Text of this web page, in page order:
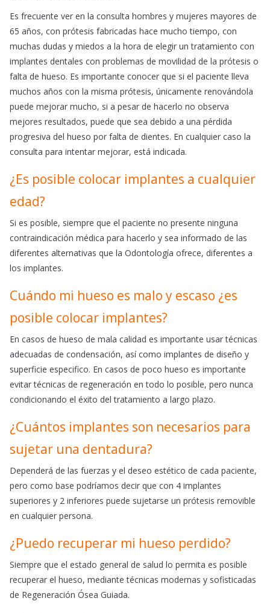
Es frecuente ver en la consulta hombres y mujeres mayores de
65 años, con prótesis fabricadas hace mucho tiempo, con
muchas dudas y miedos a la hora de elegir un tratamiento con
implantes dentales con problemas de movilidad de la prótesis o
falta de hueso. Es importante conocer que si el paciente lleva
muchos años con la misma prótesis, únicamente renovándola
puede mejorar mucho, si a pesar de hacerlo no observa
mejores resultados, puede que sea debido a una pérdida
progresiva del hueso por falta de dientes. En cualquier caso la
consulta para intentar mejorar, está indicada.
¿Es posible colocar implantes a cualquier
edad?
Si es posible, siempre que el paciente no presente ninguna
contraindicación médica para hacerlo y sea informado de las
diferentes alternativas que la Odontología ofrece, diferentes a
los implantes.
Cuándo mi hueso es malo y escaso ¿es
posible colocar implantes?
En casos de hueso de mala calidad es importante usar técnicas
adecuadas de condensación, así como implantes de diseño y
superficie especifico. En casos de poco hueso es importante
evitar técnicas de regeneración en todo lo posible, pero nunca
condicionando el éxito del tratamiento a largo plazo.
¿Cuántos implantes son necesarios para
sujetar una dentadura?
Dependerá de las fuerzas y el deseo estético de cada paciente,
pero como base podríamos decir que con 4 implantes
superiores y 2 inferiores puede sujetarse un prótesis removible
en cualquier persona.
¿Puedo recuperar mi hueso perdido?
Siempre que el estado general de salud lo permita es posible
recuperar el hueso, mediante técnicas modernas y sofisticadas
de Regeneración Ósea Guiada.